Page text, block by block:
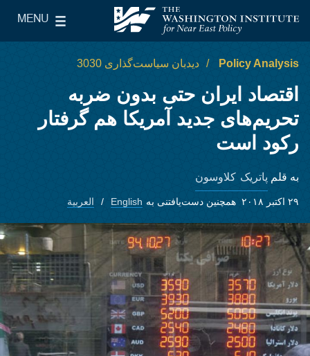
The Washington Institute for Near East Policy
MENU
Main Menu
Policy Analysis دیدبان سیاست‌گذاری 3030
اقتصاد ايران حتی بدون ضربه
تحريم‌های جدید آمريکا هم گرفتار
رکود است
به قلم پاتریک کلاوسون
۲۹ اکتبر ۲۰۱۸ همچنین دست‌یافتنی به English العربية